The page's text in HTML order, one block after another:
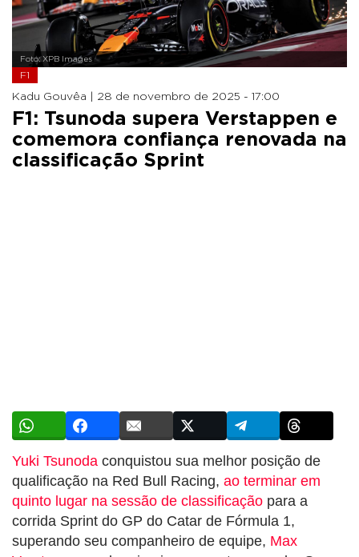
Foto: XPB Images
F1
Kadu Gouvêa | 28 de novembro de 2025 - 17:00
F1: Tsunoda supera Verstappen e
comemora confiança renovada na
classificação Sprint
Yuki Tsunoda conquistou sua melhor posição de
qualificação na Red Bull Racing, ao terminar em
quinto lugar na sessão de classificação para a
corrida Sprint do GP do Catar de Fórmula 1,
superando seu companheiro de equipe, Max